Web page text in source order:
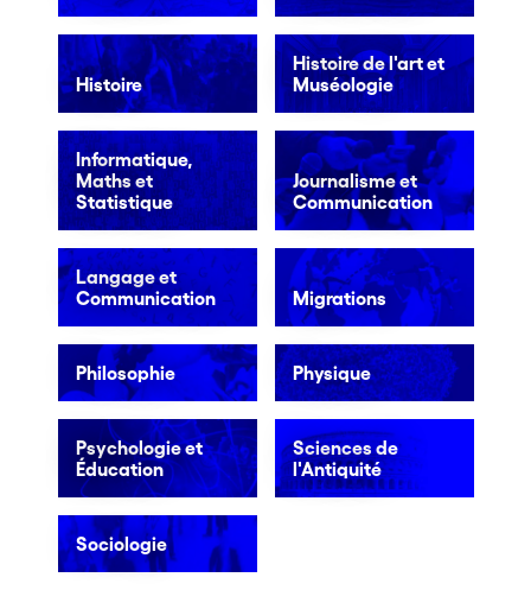
Histoire
Histoire de l'art et
Muséologie
Informatique,
Maths et
Statistique
Journalisme et
Communication
Langage et
Communication
Migrations
Philosophie Physique
Psychologie et
Éducation
Sciences de
l'Antiquité
Sociologie